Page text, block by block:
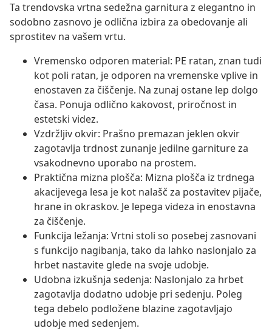
Ta trendovska vrtna sedežna garnitura z elegantno in
sodobno zasnovo je odlična izbira za obedovanje ali
sprostitev na vašem vrtu.
Vremensko odporen material: PE ratan, znan tudi
kot poli ratan, je odporen na vremenske vplive in
enostaven za čiščenje. Na zunaj ostane lep dolgo
časa. Ponuja odlično kakovost, priročnost in
estetski videz.
Vzdržljiv okvir: Prašno premazan jeklen okvir
zagotavlja trdnost zunanje jedilne garniture za
vsakodnevno uporabo na prostem.
Praktična mizna plošča: Mizna plošča iz trdnega
akacijevega lesa je kot nalašč za postavitev pijače,
hrane in okraskov. Je lepega videza in enostavna
za čiščenje.
Funkcija ležanja: Vrtni stoli so posebej zasnovani
s funkcijo nagibanja, tako da lahko naslonjalo za
hrbet nastavite glede na svoje udobje.
Udobna izkušnja sedenja: Naslonjalo za hrbet
zagotavlja dodatno udobje pri sedenju. Poleg
tega debelo podložene blazine zagotavljajo
udobje med sedenjem.